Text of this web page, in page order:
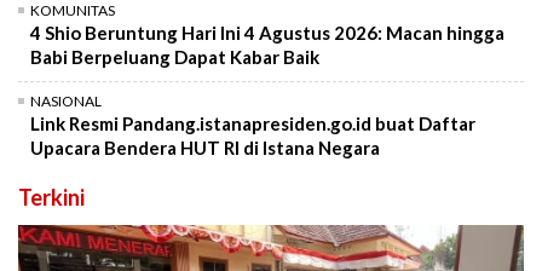
KOMUNITAS
4 Shio Beruntung Hari Ini 4 Agustus 2026: Macan hingga
Babi Berpeluang Dapat Kabar Baik
NASIONAL
Link Resmi Pandang.istanapresiden.go.id buat Daftar
Upacara Bendera HUT RI di Istana Negara
Terkini